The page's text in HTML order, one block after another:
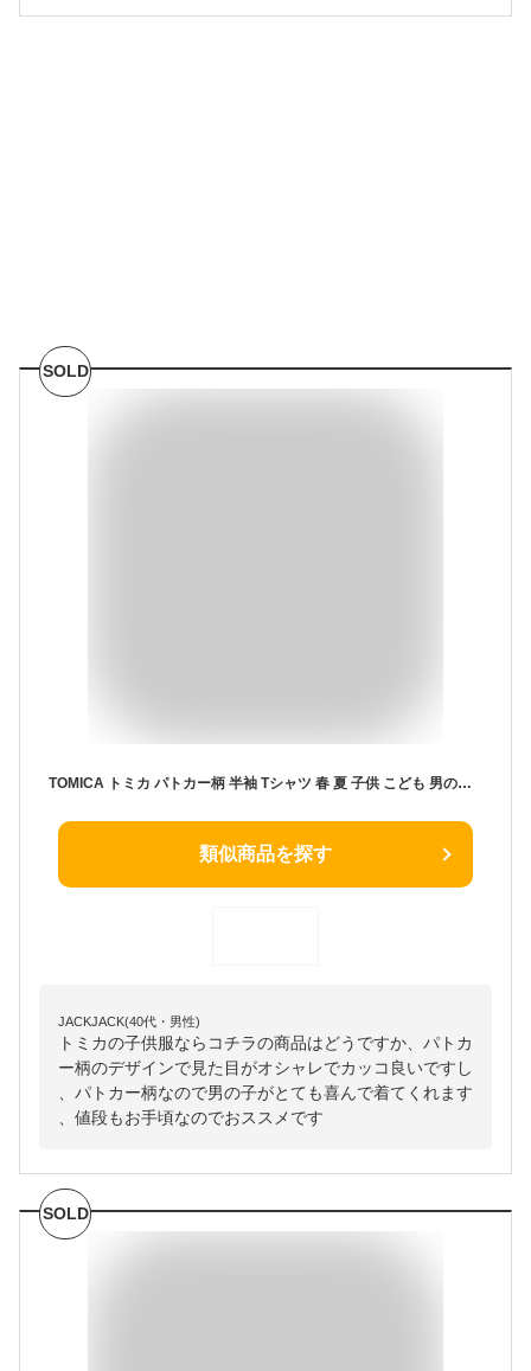
SOLD
TOMICA トミカ パトカー柄 半袖 Tシャツ 春 夏 子供 こども 男の子 おとこのこ 男児 キッズ 服 キャラクター 100 110 120
類似商品を探す
JACKJACK(40代・男性)
トミカの子供服ならコチラの商品はどうですか、パトカ
ー柄のデザインで見た目がオシャレでカッコ良いですし
、パトカー柄なので男の子がとても喜んで着てくれます
、値段もお手頃なのでおススメです
SOLD